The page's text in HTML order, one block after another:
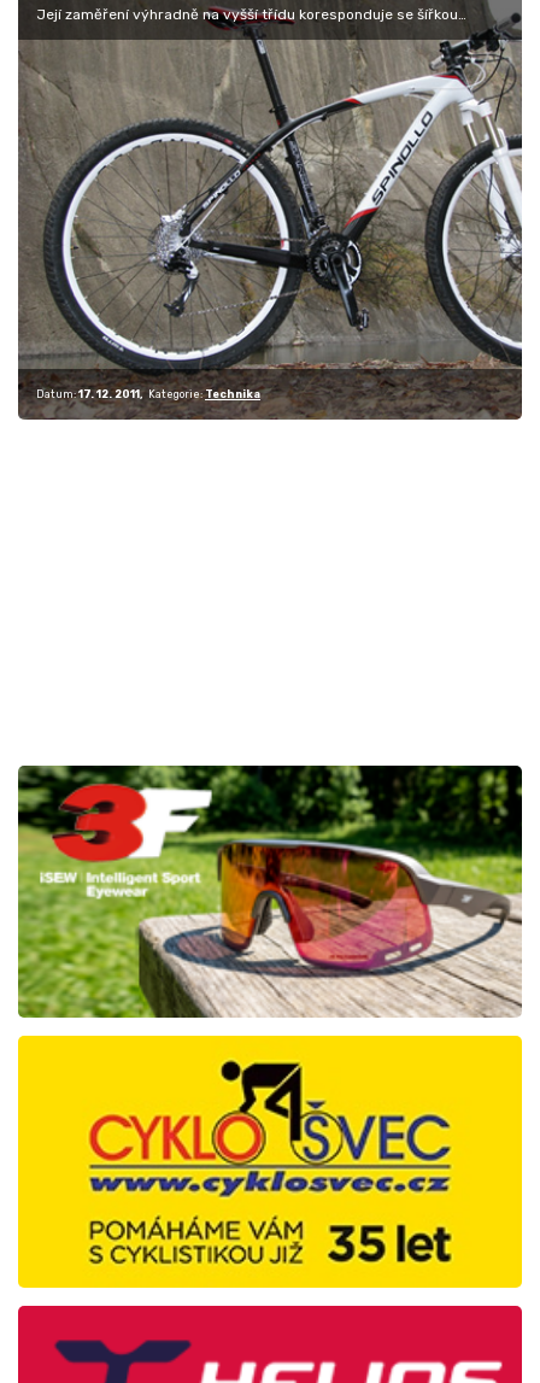
Její zaměření výhradně na vyšší třídu koresponduje se šířkou
nabídky,…
Datum: 17. 12. 2011 Kategorie: Technika